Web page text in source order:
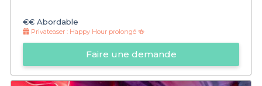
€€ Abordable
Privateaser : Happy Hour prolongé 🍻
Faire une demande